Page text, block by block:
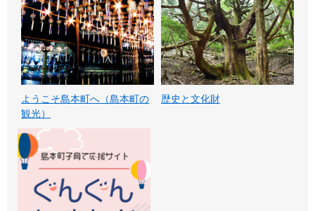
ようこそ島本町へ（島本町の
観光）
歴史と文化財